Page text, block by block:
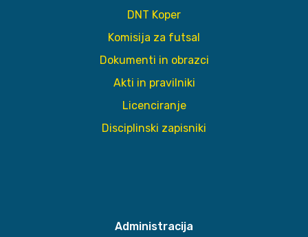
DNT Koper
Komisija za futsal
Dokumenti in obrazci
Akti in pravilniki
Licenciranje
Disciplinski zapisniki
Administracija